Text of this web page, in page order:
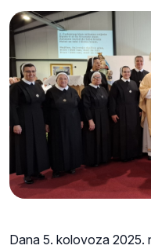
Dana 5. kolovoza 2025.